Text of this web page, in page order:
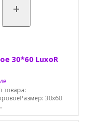
+
30*60 LuxoR
товара:
30х60